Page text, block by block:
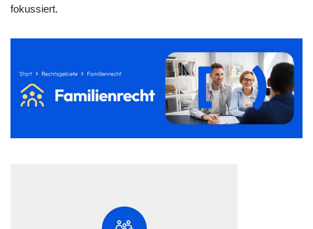
fokussiert.